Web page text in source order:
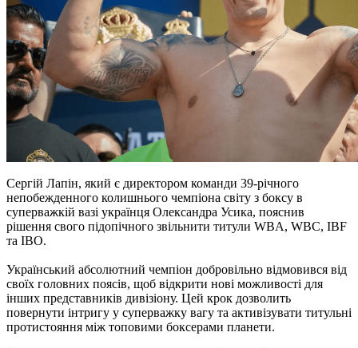
Сергій Лапін, який є директором команди 39-річного
непобежденного колишнього чемпіона світу з боксу в
суперважкій вазі українця Олександра Усика, пояснив
рішення свого підопічного звільнити титули WBA, WBC, IBF
та IBO.
Український абсолютний чемпіон добровільно відмовився від
своїх головних поясів, щоб відкрити нові можливості для
інших представників дивізіону. Цей крок дозволить
повернути інтригу у суперважку вагу та активізувати титульні
протистояння між топовими боксерами планети.